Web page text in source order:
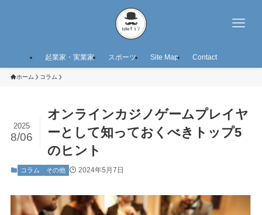
起業家・実業家 スポーツ Site Map Contact
ホーム コラム
オンラインカジノゲームプレイヤ
ーとして知っておくべきトップ5
のヒント
2025
8/06
コラム その他 2024年5月7日